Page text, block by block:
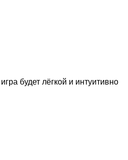
будет лёгкой и интуитивно